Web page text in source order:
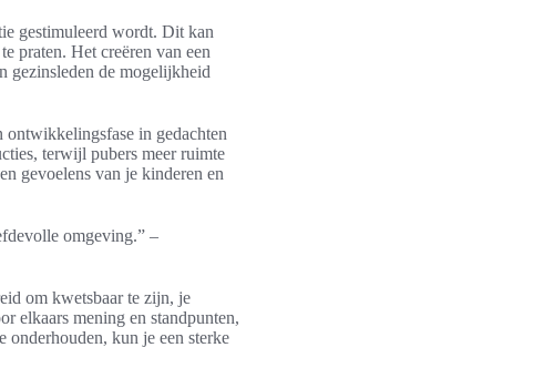
gestimuleerd wordt. Dit kan
praten. Het creëren van een
gezinsleden de mogelijkheid
in gedachten
terwijl pubers meer ruimte
gevoelens van je kinderen en
omgeving.” –
om kwetsbaar te zijn, je
elkaars mening en standpunten,
onderhouden, kun je een sterke